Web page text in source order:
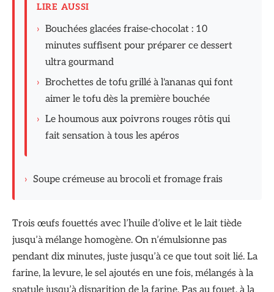
LIRE AUSSI
› Bouchées glacées fraise-chocolat : 10
minutes suffisent pour préparer ce dessert
ultra gourmand
› Brochettes de tofu grillé à l'ananas qui font
aimer le tofu dès la première bouchée
› Le houmous aux poivrons rouges rôtis qui
fait sensation à tous les apéros
› Soupe crémeuse au brocoli et fromage frais
Trois œufs fouettés avec l’huile d’olive et le lait tiède
jusqu’à mélange homogène. On n’émulsionne pas
pendant dix minutes, juste jusqu’à ce que tout soit lié. La
farine, la levure, le sel ajoutés en une fois, mélangés à la
spatule jusqu’à disparition de la farine. Pas au fouet, à la